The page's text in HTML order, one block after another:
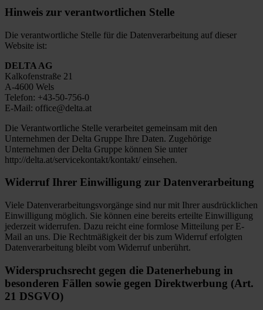
Hinweis zur verantwortlichen Stelle
Die verantwortliche Stelle für die Datenverarbeitung auf dieser
Website ist:
DELTA AG
Kalkofenstraße 21
A-4600 Wels
Telefon: +43-50-756-0
E-Mail: office@delta.at
Die Verantwortliche Stelle verarbeitet gemeinsam mit den
Unternehmen der Delta Gruppe Ihre Daten. Zugehörige
Unternehmen der Delta Gruppe können Sie unter
http://delta.at/servicekontakt/kontakt/ einsehen.
Widerruf Ihrer Einwilligung zur Datenverarbeitung
Viele Datenverarbeitungsvorgänge sind nur mit Ihrer ausdrücklichen
Einwilligung möglich. Sie können eine bereits erteilte Einwilligung
jederzeit widerrufen. Dazu reicht eine formlose Mitteilung per E-
Mail an uns. Die Rechtmäßigkeit der bis zum Widerruf erfolgten
Datenverarbeitung bleibt vom Widerruf unberührt.
Widerspruchsrecht gegen die Datenerhebung in
besonderen Fällen sowie gegen Direktwerbung (Art.
21 DSGVO)